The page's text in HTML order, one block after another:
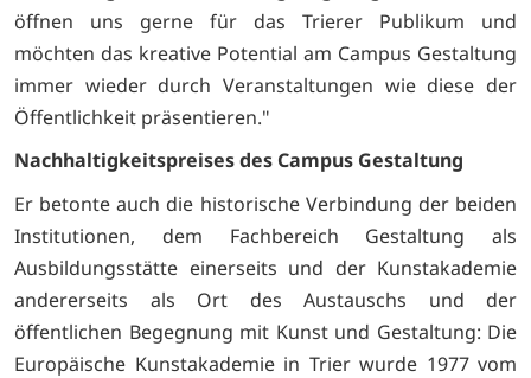
öffnen uns gerne für das Trierer Publikum und
möchten das kreative Potential am Campus Gestaltung
immer wieder durch Veranstaltungen wie diese der
Öffentlichkeit präsentieren."
Nachhaltigkeitspreises des Campus Gestaltung
Er betonte auch die historische Verbindung der beiden
Institutionen, dem Fachbereich Gestaltung als
Ausbildungsstätte einerseits und der Kunstakademie
andererseits als Ort des Austauschs und der
öffentlichen Begegnung mit Kunst und Gestaltung: Die
Europäische Kunstakademie in Trier wurde 1977 vom